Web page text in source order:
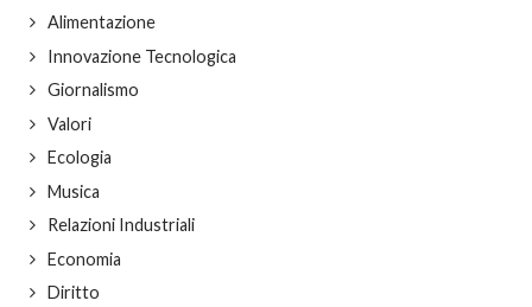
Alimentazione
Innovazione Tecnologica
Giornalismo
Valori
Ecologia
Musica
Relazioni Industriali
Economia
Diritto